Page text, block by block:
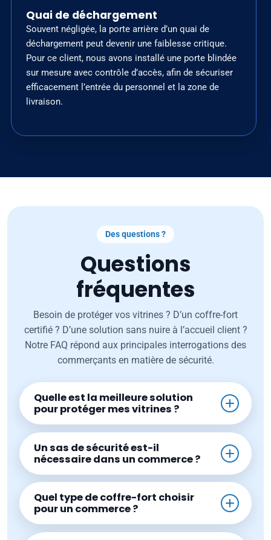
Quai de déchargement
Souvent négligée, la porte arrière d’un quai de
déchargement peut devenir une faiblesse critique.
Pour ce client, nous avons installé une porte blindée
sur mesure avec contrôle d’accès, afin de sécuriser
efficacement l’entrée du personnel et la zone de
livraison.
Des questions ?
Questions
fréquentes
Besoin de protéger vos vitrines ? D’un coffre-fort
certifié ? D’une solution sans nuire à l’accueil client ?
Notre FAQ répond aux principales interrogations des
commerçants en matière de sécurité.
Quelle est la meilleure solution
pour protéger mes vitrines ?
Un sas de sécurité est-il
nécessaire dans un commerce ?
Quel type de coffre-fort choisir
pour un commerce ?